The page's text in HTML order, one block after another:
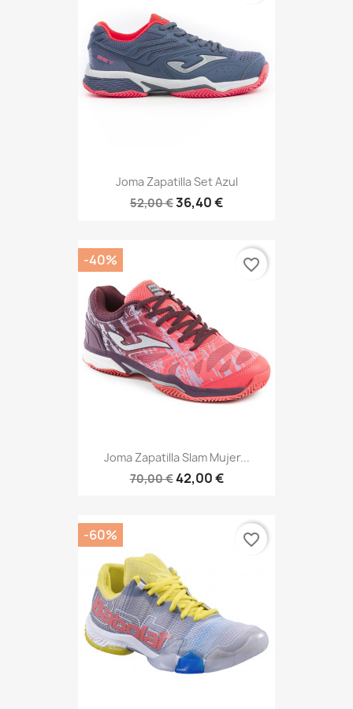
Joma Zapatilla Set Azul
52,00 €36,40 €
Joma Zapatilla Slam Mujer...
70,00 €42,00 €
-40% favorite_border
-60% favorite_border